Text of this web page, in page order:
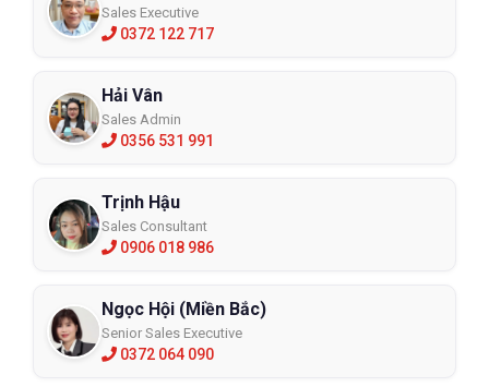
Sales Executive
0372 122 717
Hải Vân
Sales Admin
0356 531 991
Trịnh Hậu
Sales Consultant
0906 018 986
Ngọc Hội (Miền Bắc)
Senior Sales Executive
0372 064 090